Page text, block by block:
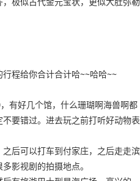
程给你合计合计哈~~哈哈~~
有好几个馆，什么珊瑚啊海兽啊都
要错过。进去玩之前打听好动物表
后可以打车到付家庄，之后走走滨
影视剧的拍摄地点。